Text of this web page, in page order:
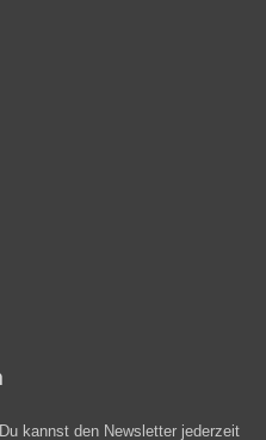
kannst den Newsletter jederzeit